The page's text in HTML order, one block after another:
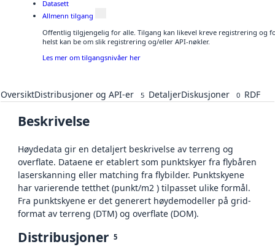
Datasett
Allmenn tilgang
Offentlig tilgjengelig for alle. Tilgang kan likevel kreve registrering og
helst kan be om slik registrering og/eller API-nøkler.
Les mer om tilgangsnivåer her
OversiktDistribusjoner og API-er 5 DetaljerDiskusjoner 0 RDF
Beskrivelse
Høydedata gir en detaljert beskrivelse av terreng og
overflate. Dataene er etablert som punktskyer fra flybåren
laserskanning eller matching fra flybilder. Punktskyene
har varierende tetthet (punkt/m2 ) tilpasset ulike formål.
Fra punktskyene er det generert høydemodeller på grid-
format av terreng (DTM) og overflate (DOM).
Distribusjoner 5